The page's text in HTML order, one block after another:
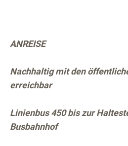
ANREISE
Nachhaltig mit den
erreichbar
Linienbus 450 bis zur
Busbahnhof